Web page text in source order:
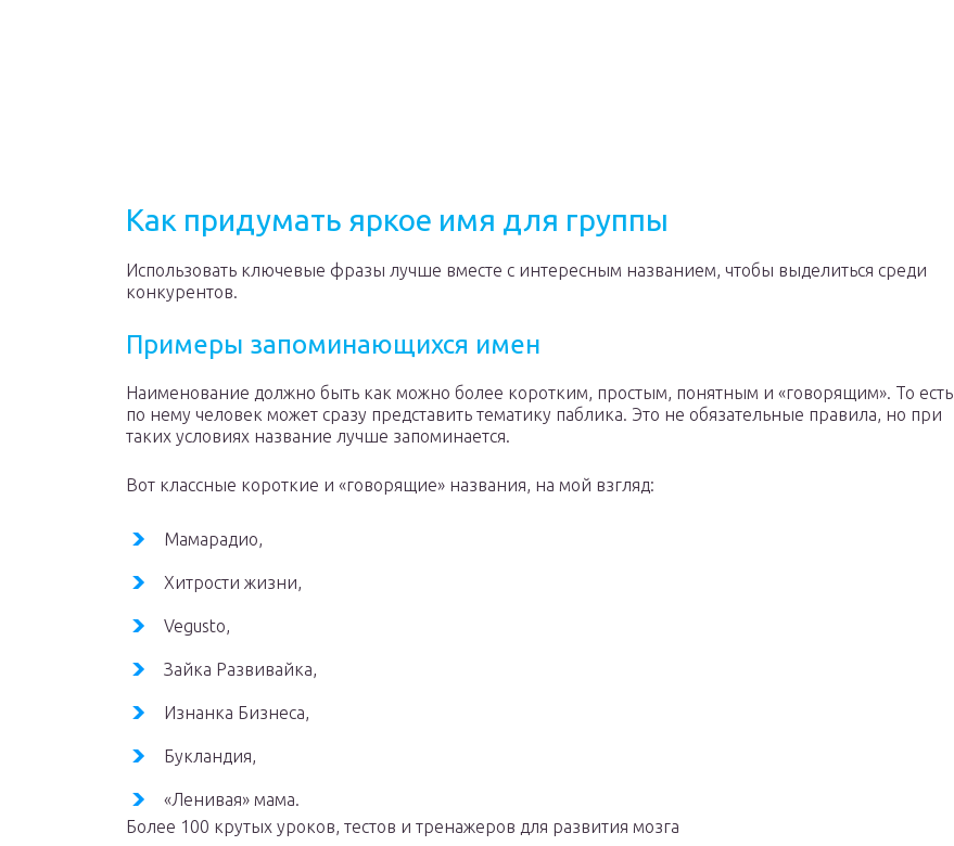
Как придумать яркое имя для группы
Использовать ключевые фразы лучше вместе с интересным названием, чтобы выделиться среди
конкурентов.
Примеры запоминающихся имен
Наименование должно быть как можно более коротким, простым, понятным и «говорящим». То есть
по нему человек может сразу представить тематику паблика. Это не обязательные правила, но при
таких условиях название лучше запоминается.
Вот классные короткие и «говорящие» названия, на мой взгляд:
Мамарадио,
Хитрости жизни,
Vegusto,
Зайка Развивайка,
Изнанка Бизнеса,
Букландия,
«Ленивая» мама.
Более 100 крутых уроков, тестов и тренажеров для развития мозга